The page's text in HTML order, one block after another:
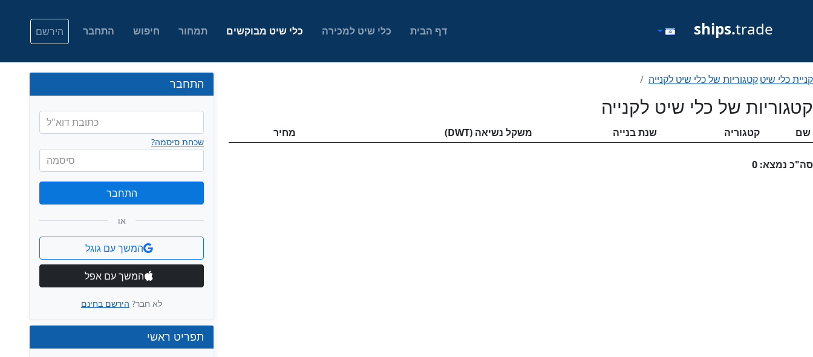
ships.trade דף הבית כלי שיט למכירה כלי שיט מבוקשים תמחור חיפוש התחבר הירשם
קניית כלי שיטקטגוריות של כלי שיט לקנייה
קטגוריות של כלי שיט לקנייה
שם קטגוריה שנת בנייה משקל נשיאה (DWT) מחיר
סה"כ נמצא: 0
התחבר
כתובת דוא"ל
סיסמה
שכחת סיסמה?
התחבר
או
המשך עם גוגל
המשך עם אפל
לא חבר? הירשם בחינם
תפריט ראשי